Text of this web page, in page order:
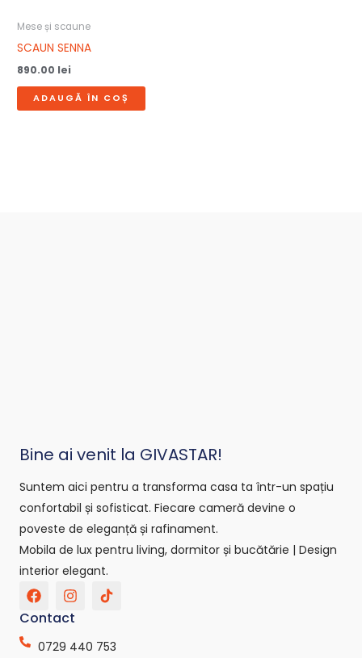
Mese și scaune
SCAUN SENNA
890.00 lei
ADAUGĂ ÎN COȘ
Bine ai venit la GIVASTAR!
Suntem aici pentru a transforma casa ta într-un spațiu
confortabil și sofisticat. Fiecare cameră devine o
poveste de eleganță și rafinament.
Mobila de lux pentru living, dormitor și bucătărie | Design
interior elegant.
F
a
c
b
I
n
s
a
T
i
o
Contact
0729 440 753